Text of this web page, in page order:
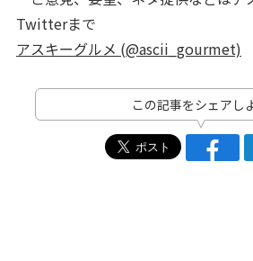
Twitterまで
アスキーグルメ (@ascii_gourmet)
この記事をシェアし